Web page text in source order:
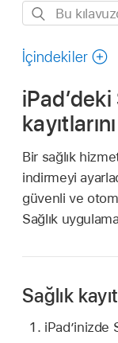
Bu
arama
İçindekiler
iPad’deki
Bir sağlık
indirmeyi
güvenli ve
Sağlık
Sağlık
iPad’inizde